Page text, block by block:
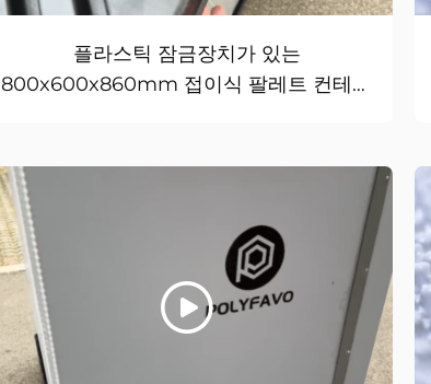
플라스틱 잠금장치가 있는
800x600x860mm 접이식 팔레트 컨테이